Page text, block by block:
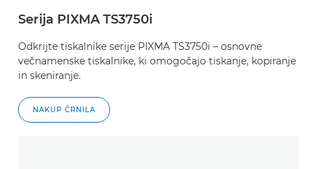
Serija PIXMA TS3750i
Odkrijte tiskalnike serije PIXMA TS3750i – osnovne
večnamenske tiskalnike, ki omogočajo tiskanje, kopiranje
in skeniranje.
NAKUP ČRNILA